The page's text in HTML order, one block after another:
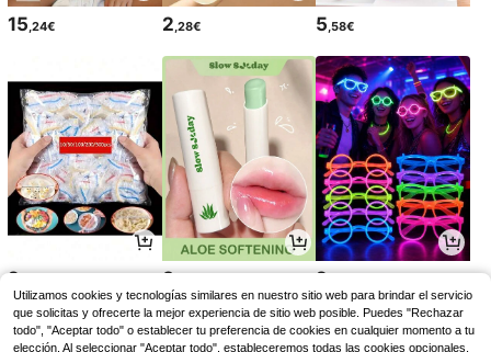
15,24€ 2,28€ 5,58€
2 3 2
Utilizamos cookies y tecnologías similares en nuestro sitio web para brindar el servicio
que solicitas y ofrecerte la mejor experiencia de sitio web posible. Puedes "Rechazar
todo", "Aceptar todo" o establecer tu preferencia de cookies en cualquier momento a tu
elección. Al seleccionar "Aceptar todo", estableceremos todas las cookies opcionales,